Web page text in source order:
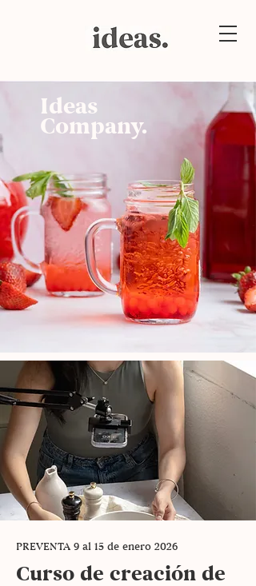
Ideas
Company.
PREVENTA 9 al 15 de enero 2026
Curso de creación de